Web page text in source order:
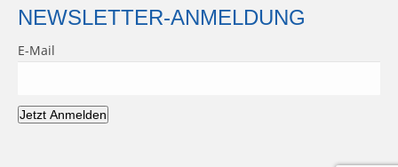
NEWSLETTER-ANMELDUNG
E-Mail
Jetzt Anmelden